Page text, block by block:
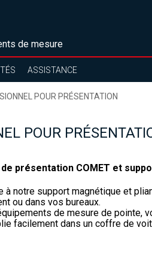
de mesure
ASSISTANCE
POUR PRÉSENTATION
POUR
présentation COMET et
notre support magnétique et
ou dans vos bureaux.
de mesure de
facilement dans un coffre de